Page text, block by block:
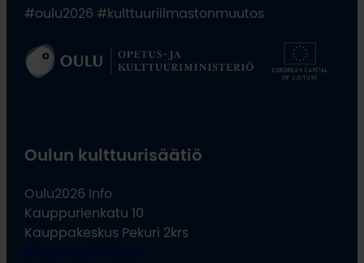
#oulu2026 #kulttuuriilmastonmuutos
Oulun kulttuurisäätiö
Oulu2026 Info
Kauppurienkatu 10
Kauppakeskus Pekuri 2krs
info@oulu2026.eu